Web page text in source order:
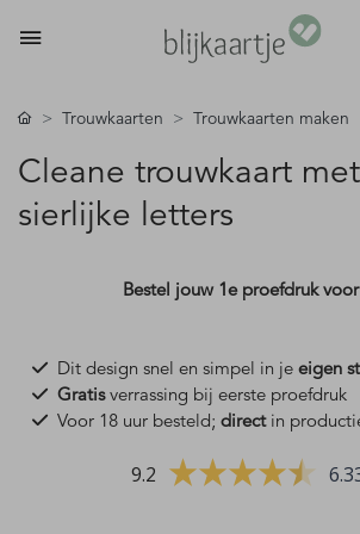
Trouwkaarten Trouwkaarten maken
Cleane trouwkaart
sierlijke letters
Bestel jouw 1e proefdruk voor
Dit design snel en simpel in je eigen
Gratisverrassing bij eerste proefdruk
Voor 18 uur besteld; directin
9.2